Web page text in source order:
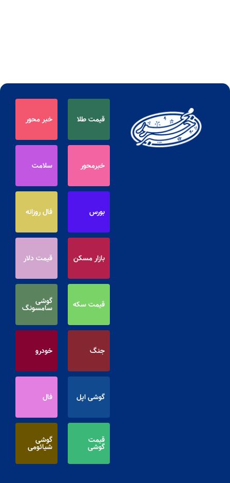
قیمت طلا خبر محور
خبرمحور سلامت
بورس فال روزانه
بازار مسکن قیمت دلار
قیمت سکه گوشی
سامسونگ
جنگ خودرو
گوشی اپل فال
قیمت
گوشی
گوشی
شیائومی